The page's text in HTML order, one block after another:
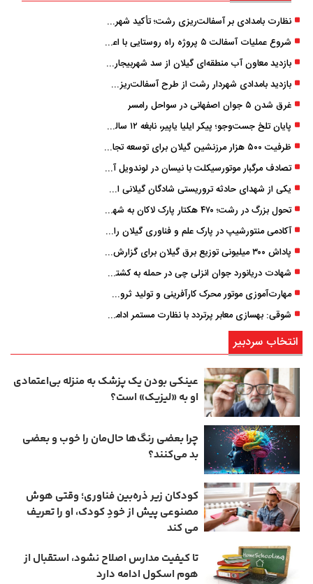
نظارت بامدادی بر آسفالت‌ریزی رشت؛ تأکید شهردار و بازرس کل بر کیفیت اجرای پروژه‌ها
شروع عملیات آسفالت ۵ پروژه راه ‌روستایی با اعتبار ۳۷۰ میلیاردی در گیلان
بازدید معاون آب منطقه‌ای گیلان از سد شهربیجار برای تداوم تأمین آب شرب استان
بازدید بامدادی شهردار رشت از طرح آسفالت‌ریزی گسترده در مناطق پنج‌گانه
غرق شدن ۵ جوان اصفهانی در سواحل رامسر
پایان تلخ جست‌وجو؛ پیکر ایلیا یاپیر، نابغه ۱۲ ساله لاهیجانی پیدا شد
ظرفیت ۵۰۰ هزار مرزنشین گیلان برای توسعه تجارت فعال می‌شود
تصادف مرگبار موتورسیکلت با نیسان در لوندویل آستارا/ انتقال مصدوم با اورژانس هوایی به رشت
یکی از شهدای حادثه تروریستی شادگان گیلانی است/ شهادت «سینا سیاه‌ نژاد» در درگیری با اشرار مسلح
تحول بزرگ در رشت؛ ۴۷۰ هکتار پارک لاکان به شهر ملحق می‌شود/ انتقال سند به‌ زودی
آکادمی منتورشیپ در پارک علم و فناوری گیلان راه‌اندازی شد
پاداش ۳۰۰ میلیونی توزیع برق گیلان برای گزارش ماینرهای غیرمجاز
شهادت دریانورد جوان انزلی چی در حمله به کشتی تجاری در دریای کاسپین
مهارت‌آموزی موتور محرک کارآفرینی و تولید ثروت است
شوقی: بهسازی معابر پرتردد با نظارت مستمر ادامه دارد
انتخاب سردبیر
عینکی‌ بودن یک پزشک به منزله بی‌اعتمادی
او به «لیزیک» است؟
چرا بعضی رنگ‌ها حال‌مان را خوب و بعضی
بد می‌کنند؟
کودکان زیر ذره‌بین فناوری؛ وقتی هوش
مصنوعی پیش از خودِ کودک، او را تعریف
می ‌کند
تا کیفیت مدارس اصلاح نشود، استقبال از
هوم ‌اسکول ادامه دارد